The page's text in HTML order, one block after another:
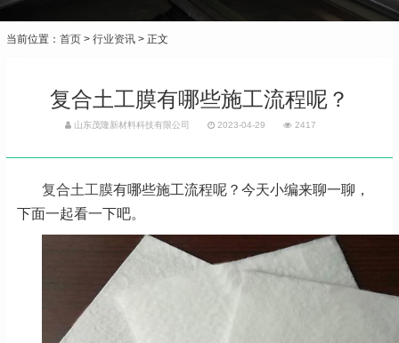
当前位置： 首页 > 行业资讯 > 正文
复合土工膜有哪些施工流程呢？
山东茂隆新材料科技有限公司 2023-04-29 2417
复合土工膜有哪些施工流程呢？今天小编来聊一聊，
下面一起看一下吧。